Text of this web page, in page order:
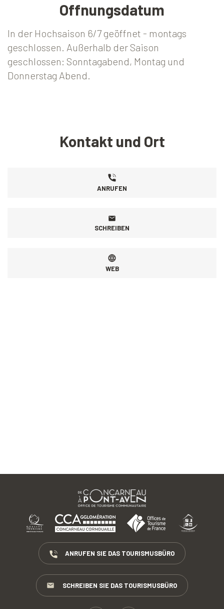
Offnungsdatum
In der Hochsaison 6/7 geöffnet - montags
geschlossen. Außerhalb der Saison
geschlossen: Sonntagabend, Montag und
Donnerstag Abend.
Kontakt und Ort
ANRUFEN
SCHREIBEN
WEB
ANRUFEN SIE DAS TOURISMUSBÜRO
SCHREIBEN SIE DAS TOURISMUSBÜRO